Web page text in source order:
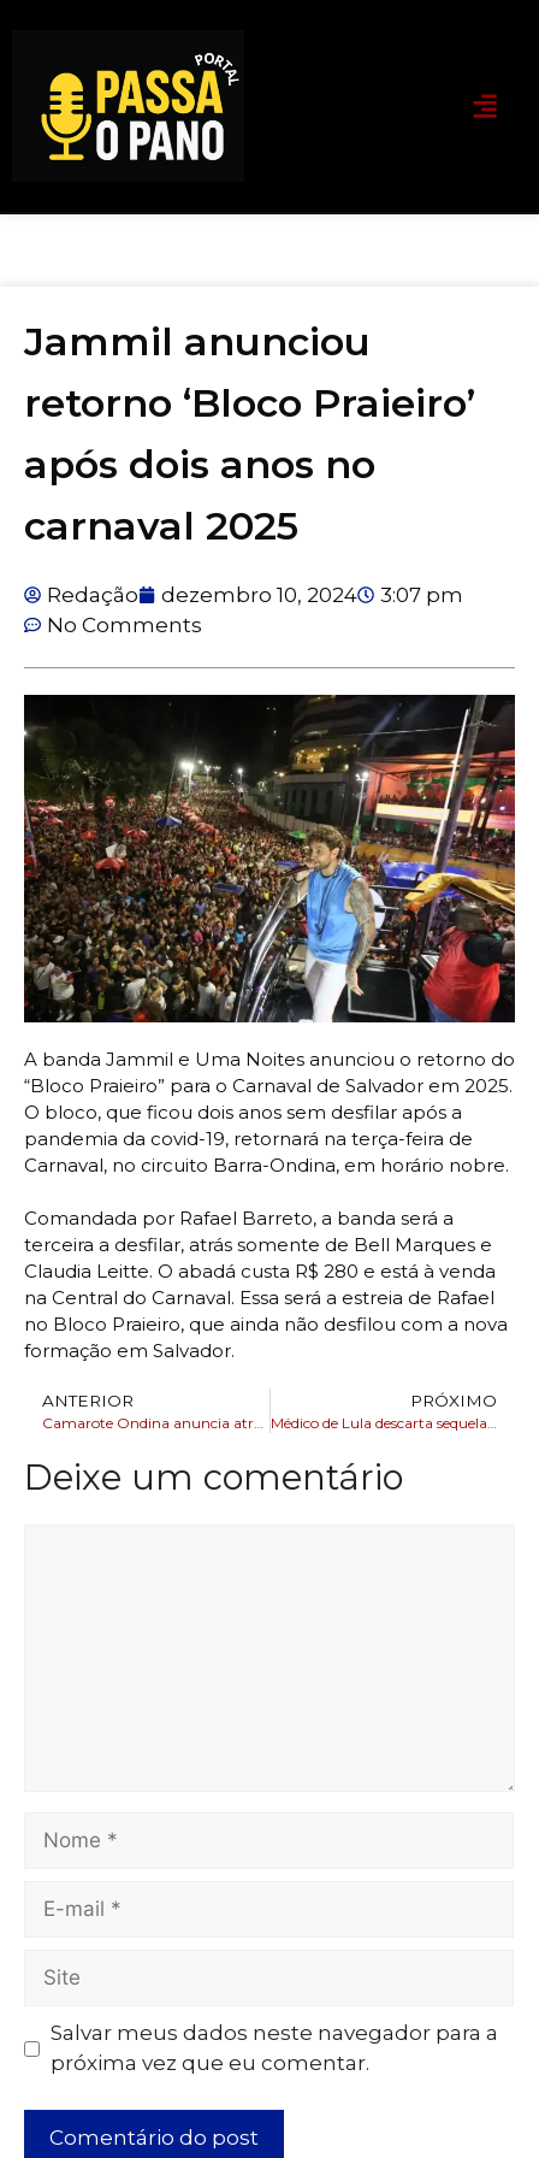
Jammil anunciou
retorno ‘Bloco Praieiro’
após dois anos no
carnaval 2025
Redação dezembro 10, 2024
3:07 pm
No Comments
A banda Jammil e Uma Noites anunciou o retorno do
“Bloco Praieiro” para o Carnaval de Salvador em 2025.
O bloco, que ficou dois anos sem desfilar após a
pandemia da covid-19, retornará na terça-feira de
Carnaval, no circuito Barra-Ondina, em horário nobre.
Comandada por Rafael Barreto, a banda será a
terceira a desfilar, atrás somente de Bell Marques e
Claudia Leitte. O abadá custa R$ 280 e está à venda
na Central do Carnaval. Essa será a estreia de Rafael
no Bloco Praieiro, que ainda não desfilou com a nova
formação em Salvador.
ANTERIOR
Camarote Ondina anuncia atrações para o Carnaval de Salvador 2025
PRÓXIMO
Médico de Lula descarta sequela e diz que função cerebral está intacta
Deixe um comentário
Salvar meus dados neste navegador para a
próxima vez que eu comentar.